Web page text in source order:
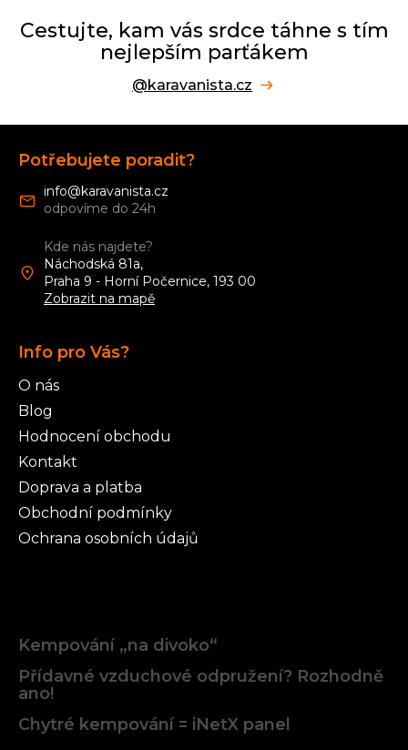
Cestujte, kam vás srdce táhne s tím
nejlepším parťákem
@karavanista.cz
Potřebujete poradit?
info@karavanista.cz
Kde nás najdete?
Náchodská 81a,
Praha 9 - Horní Počernice, 193 00
Zobrazit na mapě
Info pro Vás?
O nás
Blog
Hodnocení obchodu
Kontakt
Doprava a platba
Obchodní podmínky
Ochrana osobních údajů
Kempování „na divoko“
Přídavné vzduchové odpružení? Rozhodně
ano!
Chytré kempování = iNetX panel